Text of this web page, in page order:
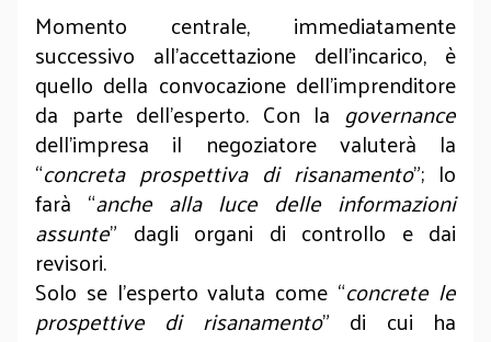
Momento centrale, immediatamente
successivo all’accettazione dell’incarico, è
quello della convocazione dell’imprenditore
da parte dell’esperto. Con la governance
dell’impresa il negoziatore valuterà la
“concreta prospettiva di risanamento”; lo
farà “anche alla luce delle informazioni
assunte” dagli organi di controllo e dai
revisori.
Solo se l’esperto valuta come “concrete le
prospettive di risanamento” di cui ha